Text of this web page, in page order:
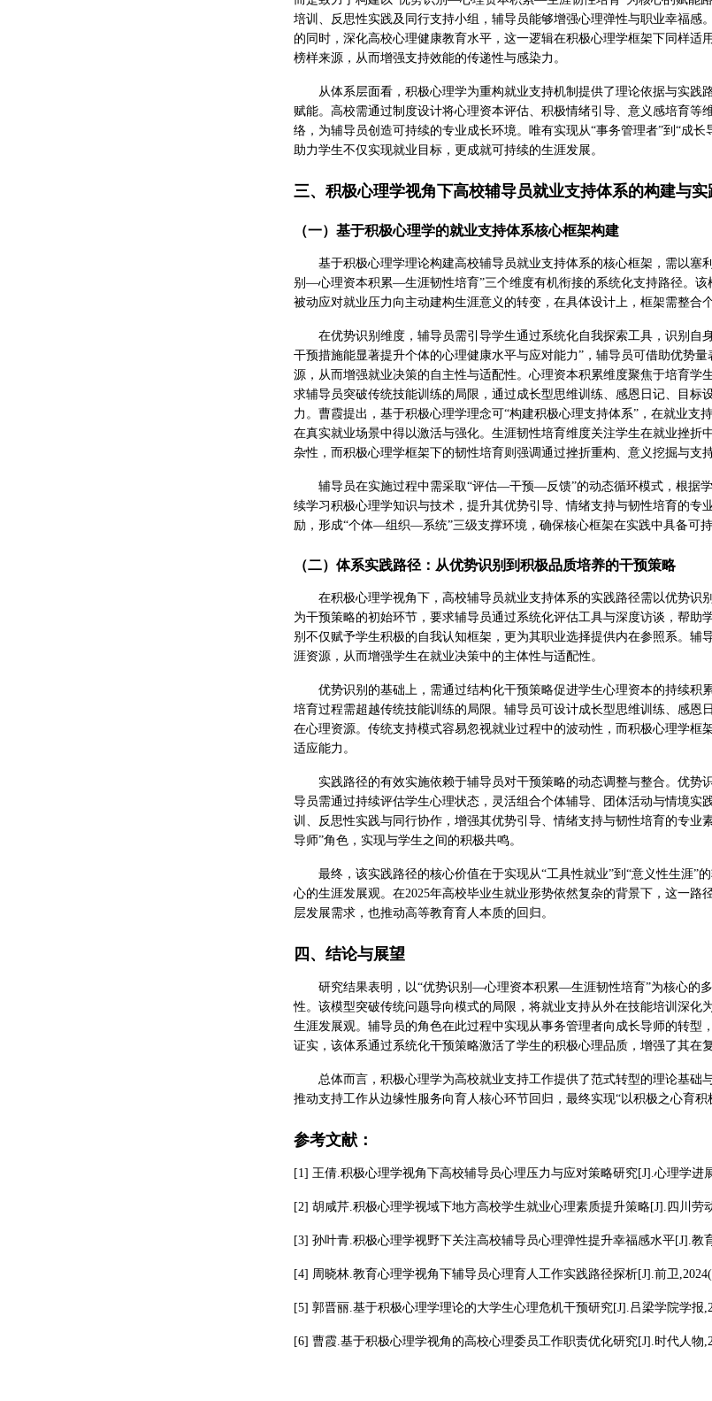
培训、反思性实践及同行支持小组，辅导员能够增强心理弹性与职业幸福
的同时，深化高校心理健康教育水平，这一逻辑在积极心理学框架下同样
榜样来源，从而增强支持效能的传递性与感染力。
从体系层面看，积极心理学为重构就业支持机制提供了理论依据与实
赋能。高校需通过制度设计将心理资本评估、积极情绪引导、意义感培育
络，为辅导员创造可持续的专业成长环境。唯有实现从“事务管理者”到“成
助力学生不仅实现就业目标，更成就可持续的生涯发展。
三、积极心理学视角下高校辅导员就业支持体系的构建与实
（一）基于积极心理学的就业支持体系核心框架构建
基于积极心理学理论构建高校辅导员就业支持体系的核心框架，需以
别—心理资本积累—生涯韧性培育”三个维度有机衔接的系统化支持路径。
被动应对就业压力向主动建构生涯意义的转变，在具体设计上，框架需整合
在优势识别维度，辅导员需引导学生通过系统化自我探索工具，识别
干预措施能显著提升个体的心理健康水平与应对能力”，辅导员可借助优势
源，从而增强就业决策的自主性与适配性。心理资本积累维度聚焦于培育
求辅导员突破传统技能训练的局限，通过成长型思维训练、感恩日记、目
力。曹霞提出，基于积极心理学理念可“构建积极心理支持体系”，在就业
在真实就业场景中得以激活与强化。生涯韧性培育维度关注学生在就业挫
杂性，而积极心理学框架下的韧性培育则强调通过挫折重构、意义挖掘与支
辅导员在实施过程中需采取“评估—干预—反馈”的动态循环模式，根据
续学习积极心理学知识与技术，提升其优势引导、情绪支持与韧性培育的
励，形成“个体—组织—系统”三级支撑环境，确保核心框架在实践中具备可持
（二）体系实践路径：从优势识别到积极品质培养的干预策略
在积极心理学视角下，高校辅导员就业支持体系的实践路径需以优势
为干预策略的初始环节，要求辅导员通过系统化评估工具与深度访谈，帮
别不仅赋予学生积极的自我认知框架，更为其职业选择提供内在参照系。
涯资源，从而增强学生在就业决策中的主体性与适配性。
优势识别的基础上，需通过结构化干预策略促进学生心理资本的持续
培育过程需超越传统技能训练的局限。辅导员可设计成长型思维训练、感
在心理资源。传统支持模式容易忽视就业过程中的波动性，而积极心理学
适应能力。
实践路径的有效实施依赖于辅导员对干预策略的动态调整与整合。优
导员需通过持续评估学生心理状态，灵活组合个体辅导、团体活动与情境
训、反思性实践与同行协作，增强其优势引导、情绪支持与韧性培育的专
导师”角色，实现与学生之间的积极共鸣。
最终，该实践路径的核心价值在于实现从“工具性就业”到“意义性生涯
心的生涯发展观。在2025年高校毕业生就业形势依然复杂的背景下，这一
层发展需求，也推动高等教育育人本质的回归。
四、结论与展望
研究结果表明，以“优势识别—心理资本积累—生涯韧性培育”为核心的
性。该模型突破传统问题导向模式的局限，将就业支持从外在技能培训深
生涯发展观。辅导员的角色在此过程中实现从事务管理者向成长导师的转
证实，该体系通过系统化干预策略激活了学生的积极心理品质，增强了其在
总体而言，积极心理学为高校就业支持工作提供了范式转型的理论基础
推动支持工作从边缘性服务向育人核心环节回归，最终实现“以积极之心育积
参考文献：
[1] 王倩.积极心理学视角下高校辅导员心理压力与应对策略研究[J].心理学进
[2] 胡咸芹.积极心理学视域下地方高校学生就业心理素质提升策略[J].四川劳
[3] 孙叶青.积极心理学视野下关注高校辅导员心理弹性提升幸福感水平[J].教
[4] 周晓林.教育心理学视角下辅导员心理育人工作实践路径探析[J].前卫
[5] 郭晋丽.基于积极心理学理论的大学生心理危机干预研究[J].吕梁学院学报
[6] 曹霞.基于积极心理学视角的高校心理委员工作职责优化研究[J].时代人物